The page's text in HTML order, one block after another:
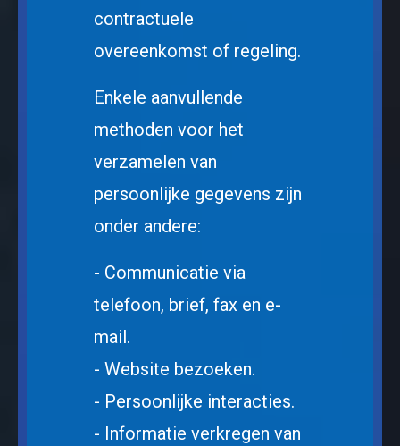
contractuele
overeenkomst of regeling.
Enkele aanvullende
methoden voor het
verzamelen van
persoonlijke gegevens zijn
onder andere:
- Communicatie via
telefoon, brief, fax en e-
mail.
- Website bezoeken.
- Persoonlijke interacties.
- Informatie verkregen van